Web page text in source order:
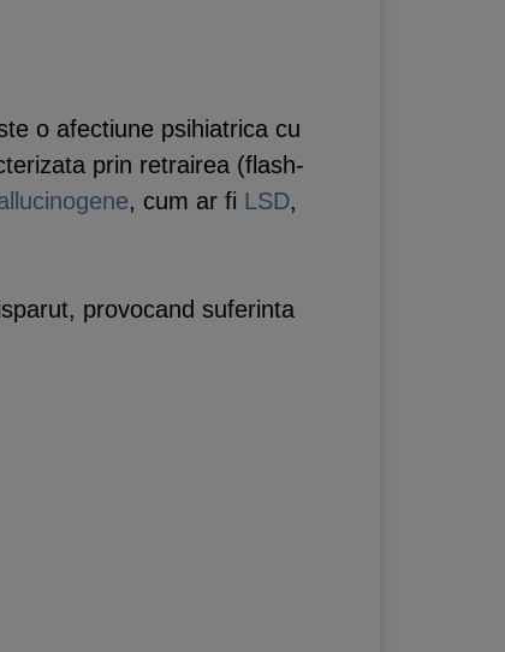
o afectiune psihiatrica cu
prin retrairea (flash-
, cum ar fi LSD,
provocand suferinta